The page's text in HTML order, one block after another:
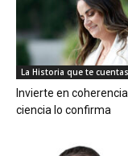
La Historia que te cuentas
Invierte en
ciencia lo confirma